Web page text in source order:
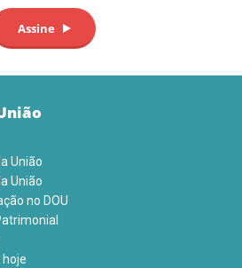
União
União
no DOU
hoje